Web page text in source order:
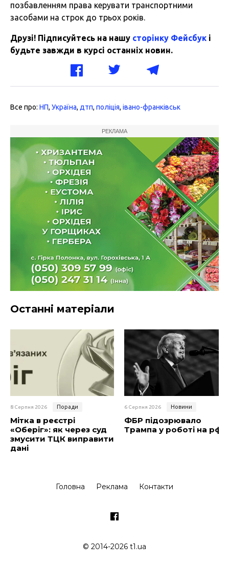
позбавленням права керувати транспортними
засобами на строк до трьох років.
Друзі! Підписуйтесь на нашу сторінку Фейсбук і
будьте завжди в курсі останніх новин.
Все про: НП, Україна, дтп, поліція, івано-франківськ
РЕКЛАМА
Останні матеріали
8 Серпня 2026 Поради
Мітка в реєстрі
«Оберіг»: як через суд
змусити ТЦК виправити
дані
6 Серпня 2026 Новини
ФБР підозрювало
Трампа у роботі на рф
Головна Реклама Контакти
© 2014-2026 t1.ua